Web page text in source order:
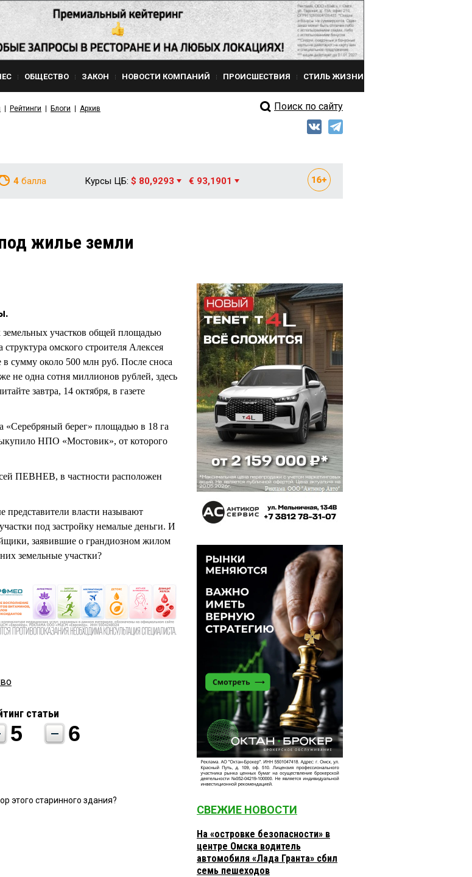
ОБЩЕСТВО ЗАКОН НОВОСТИ КОМПАНИЙ ПРОИСШЕСТВИЯ СТИЛЬ ЖИЗНИ
Рейтинги Блоги Архив Поиск по сайту
4 балла Курсы ЦБ: $ 80,9293 € 93,1901
жилье земли
участков общей площадью
омского строителя Алексея
около 500 млн руб. После сноса
не одна сотня миллионов рублей, здесь
завтра, 14 октября, в газете
берег» площадью в 18 га
НПО «Мостовик», от которого
ПЕВНЕВ, в частности расположен
представители власти называют
под застройку немалые деньги. И
заявившие о грандиозном жилом
земельные участки?
статьи
5 6
этого старинного здания?
СВЕЖИЕ НОВОСТИ
На «островке безопасности» в
центре Омска водитель
автомобиля «Лада Гранта» сбил
семь пешеходов